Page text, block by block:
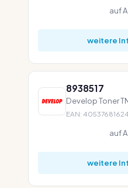
auf
weitere
8938517
Develop Toner
EAN:
auf
weitere